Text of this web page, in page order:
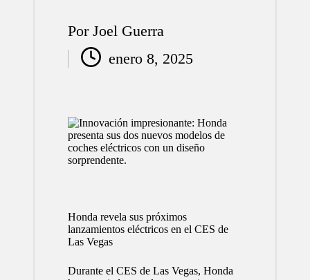
Publicado
por
Por Joel Guerra
enero 8, 2025
Honda revela sus próximos
lanzamientos eléctricos en el CES de
Las Vegas
Durante el CES de Las Vegas, Honda